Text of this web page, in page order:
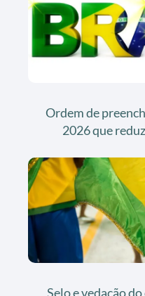
Ordem de
2026 que
Selo e vedação